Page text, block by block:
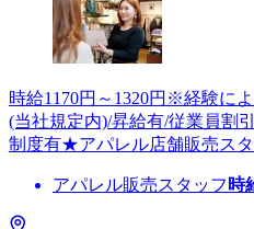
時給1170円～1320円※経験に
(当社規定内)/昇給有/従業員割
制度有★アパレル店舗販売スタ
アパレル販売スタッフ 時